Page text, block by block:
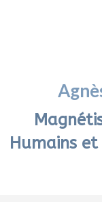
Humains